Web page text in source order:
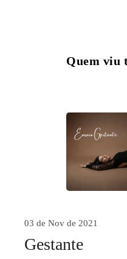
Quem viu
03 de Nov de 2021
Gestante